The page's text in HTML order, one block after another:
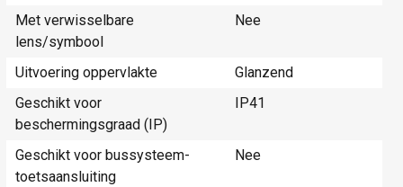
Met verwisselbare
lens/symbool
Nee
Uitvoering oppervlakte
Glanzend
Geschikt voor
beschermingsgraad (IP)
IP41
Geschikt voor bussysteem-
toetsaansluiting
Nee